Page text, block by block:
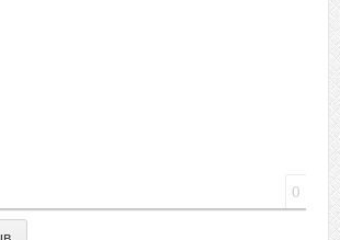
0